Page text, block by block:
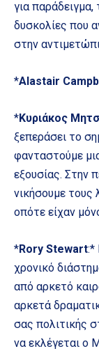
για
δυσκολίες που
στην
*Alastair
*Κυριάκος
ξεπεράσει το
φανταστούμε
εξουσίας. Στην
νικήσουμε τους
οπότε είχαν
*Rory Stewart:*
χρονικό
από αρκετό
αρκετά
σας πολιτικής
να εκλέγεται ο